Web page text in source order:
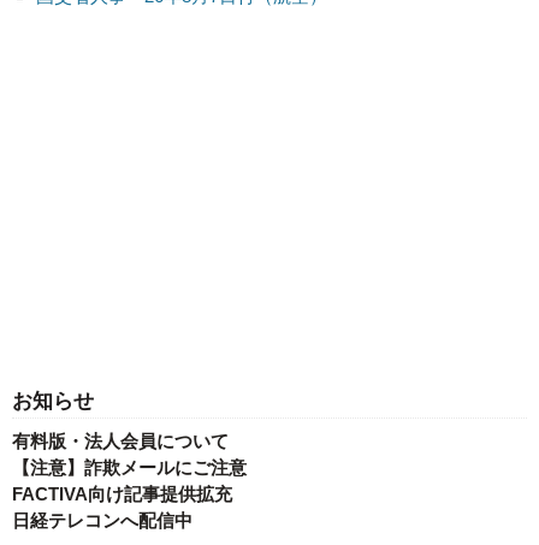
お知らせ
有料版・法人会員について
【注意】詐欺メールにご注意
FACTIVA向け記事提供拡充
日経テレコンへ配信中